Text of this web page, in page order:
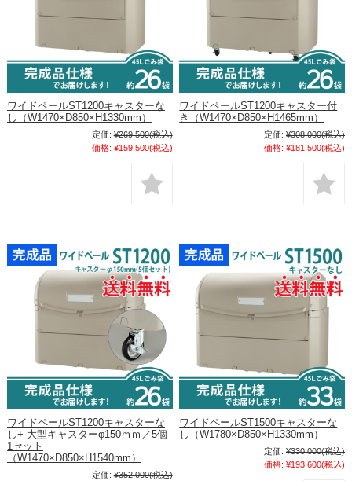
ワイドペールST1200キャスターな
し（W1470×D850×H1330mm）
定価: ¥269,500(税込)
価格: ¥159,500(税込)
ワイドペールST1200キャスター付
き（W1470×D850×H1465mm）
定価: ¥308,000(税込)
価格: ¥181,500(税込)
ワイドペールST1200キャスターな
し+ 大型キャスターφ150ｍｍ／5個
1セット
（W1470×D850×H1540mm）
定価: ¥352,000(税込)
ワイドペールST1500キャスターな
し（W1780×D850×H1330mm）
定価: ¥330,000(税込)
価格: ¥193,600(税込)